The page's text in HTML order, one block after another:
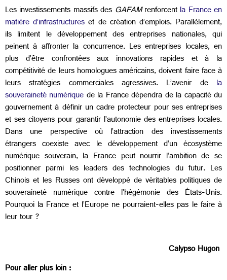
Les investissements massifs des GAFAMrenforcentla France en
matière d’infrastructures et de création d’emplois. Parallèlement,
ils limitent le développement des entreprises nationales, qui
peinent à affronter la concurrence. Les entreprises locales, en
plus d’être confrontées aux innovations rapides et à la
compétitivité de leurs homologues américains, doivent faire face à
leurs stratégies commerciales agressives. L’avenir dela
souveraineté numériquede la France dépendra de la capacité du
gouvernement à définir un cadre protecteur pour ses entreprises
et ses citoyens pour garantir l’autonomie des entreprises locales.
Dans une perspective où l’attraction des investissements
étrangers coexiste avec le développement d’un écosystème
numérique souverain, la France peut nourrir l’ambition de se
positionner parmi les leaders des technologies du futur. Les
Chinois et les Russes ont développé de véritables politiques de
souveraineté numérique contre l’hégémonie des États-Unis.
Pourquoi la France et l’Europe ne pourraient-elles pas le faire à
leur tour ?
Calypso Hugon
Pour aller plus loin :